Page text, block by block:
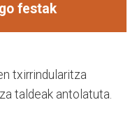
festak
txirrindularitza
taldeak antolatuta.